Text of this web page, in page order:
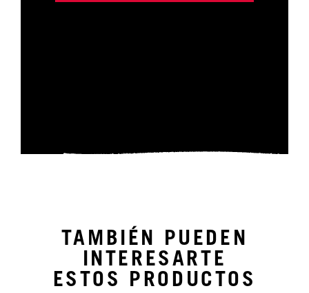
TAMBIÉN PUEDEN
INTERESARTE
ESTOS PRODUCTOS